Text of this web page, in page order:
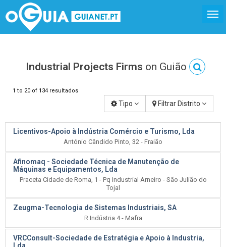
Industrial Projects Firms on Guião
1 to 20 of 134 resultados
Tipo Filtrar Distrito
Licentivos-Apoio à Indústria Comércio e Turismo, Lda
António Cândido Pinto, 32 - Fraião
Afinomaq - Sociedade Técnica de Manutenção de
Máquinas e Equipamentos, Lda
Praceta Cidade de Roma, 1 - Pq Industrial Arneiro - São Julião do
Tojal
Zeugma-Tecnologia de Sistemas Industriais, SA
R Indústria 4 - Mafra
VRCConsult-Sociedade de Estratégia e Apoio à Industria,